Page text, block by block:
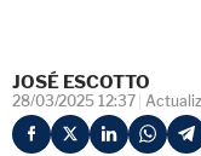
JOSÉ ESCOTTO
28/03/2025 12:37